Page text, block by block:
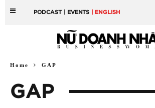
PODCAST | EVENTS | ENGLISH
Home GAP
GAP